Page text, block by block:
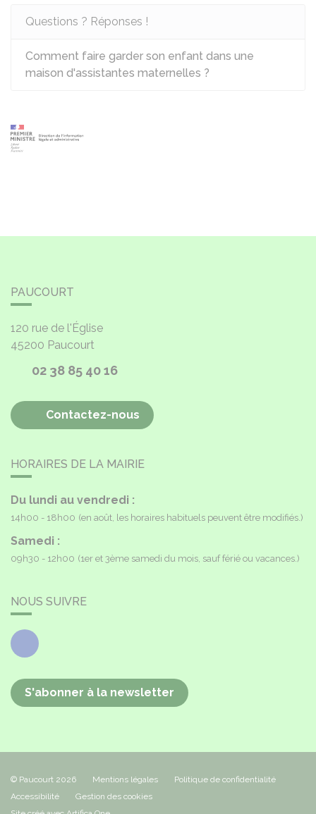
Questions ? Réponses !
Comment faire garder son enfant dans une
maison d'assistantes maternelles ?
PAUCOURT
120 rue de l'Église
45200 Paucourt
02 38 85 40 16
Contactez-nous
HORAIRES DE LA MAIRIE
Du lundi au vendredi :
14h00 - 18h00 (en août, les horaires habituels peuvent être modifiés.)
Samedi :
09h30 - 12h00 (1er et 3ème samedi du mois, sauf férié ou vacances.)
NOUS SUIVRE
Facebook
S'abonner à la newsletter
© Paucourt 2026 Mentions légales
Politique de confidentialité
Accessibilité
Gestion des cookies